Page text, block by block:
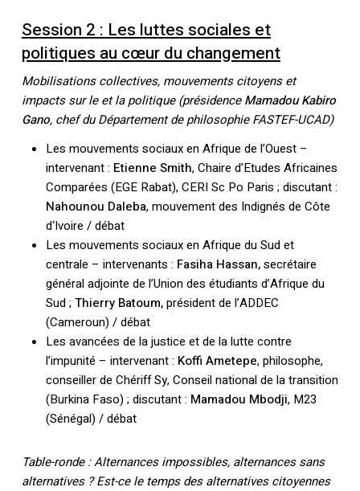
Session 2 : Les luttes sociales et
politiques au cœur du changement
Mobilisations collectives, mouvements citoyens et
impacts sur le et la politique (présidenceMamadou Kabiro
Gano, chef du Département de philosophie FASTEF-UCAD)
Les mouvements sociaux en Afrique de l’Ouest –
intervenant : Etienne Smith, Chaire d’Etudes Africaines
Comparées (EGE Rabat), CERI Sc Po Paris ; discutant :
Nahounou Daleba, mouvement des Indignés de Côte
d‘Ivoire / débat
Les mouvements sociaux en Afrique du Sud et
centrale – intervenants : Fasiha Hassan,secrétaire
général adjointe de l’Union des étudiants d’Afrique du
Sud ; Thierry Batoum,président de l’ADDEC
(Cameroun) / débat
Les avancées de la justice et de la lutte contre
l’impunité – intervenant : Koffi Ametepe, philosophe,
conseiller de Chériff Sy, Conseil national de la transition
(Burkina Faso) ; discutant : Mamadou Mbodji, M23
(Sénégal) / débat
Table-ronde : Alternances impossibles, alternances sans
alternatives ? Est-ce le temps des alternatives citoyennes